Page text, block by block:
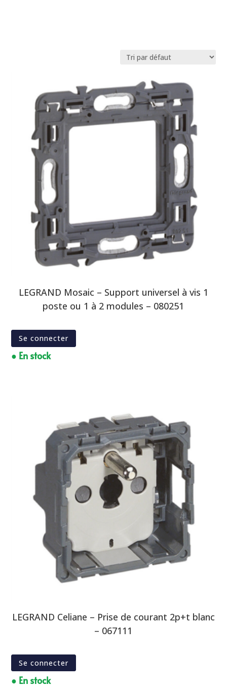
LEGRAND Mosaic – Support universel à vis 1
poste ou 1 à 2 modules – 080251
Se connecter
● En stock
LEGRAND Celiane – Prise de courant 2p+t blanc
– 067111
Se connecter
● En stock